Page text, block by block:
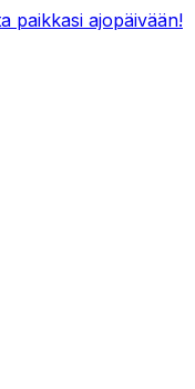
paikkasi ajopäivään!